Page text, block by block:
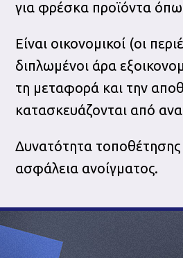
για φρέσκα προϊόντα
Είναι οικονομικοί (οι
διπλωμένοι άρα
τη μεταφορά και την
κατασκευάζονται από
Δυνατότητα
ασφάλεια ανοίγματος.